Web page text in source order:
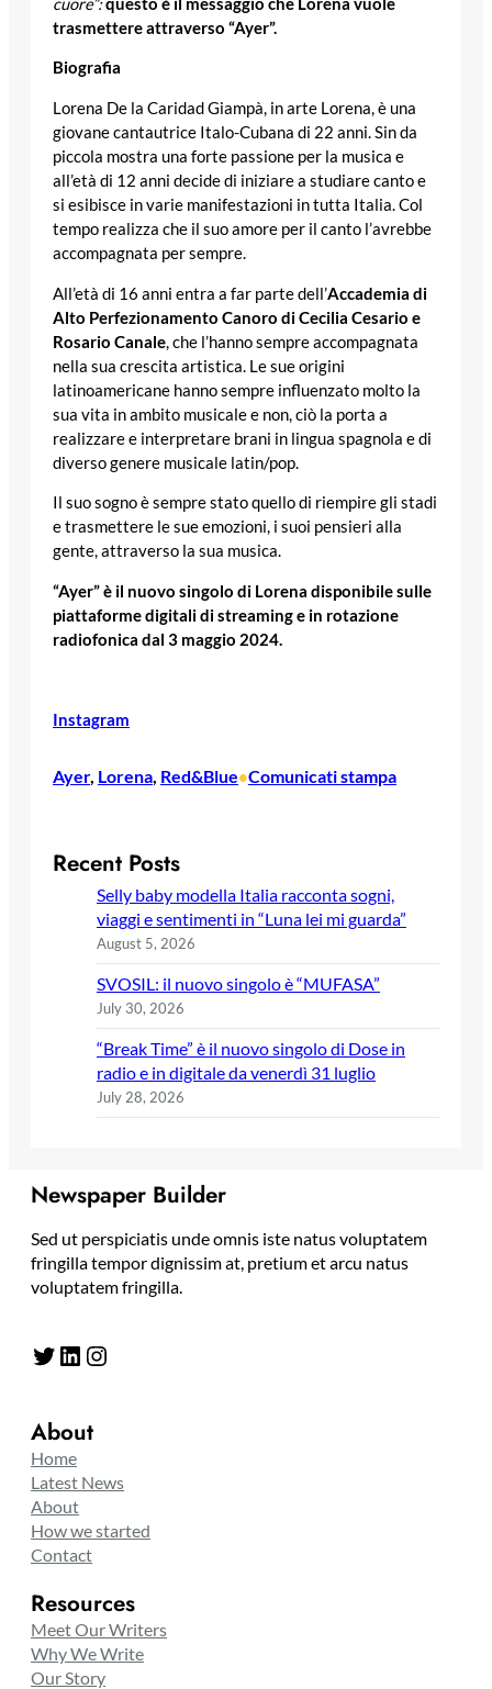
trasmettere attraverso “Ayer”.
Biografia
Lorena De la Caridad Giampà, in arte Lorena, è una
giovane cantautrice Italo-Cubana di 22 anni. Sin da
piccola mostra una forte passione per la musica e
all’età di 12 anni decide di iniziare a studiare canto e
si esibisce in varie manifestazioni in tutta Italia. Col
tempo realizza che il suo amore per il canto l’avrebbe
accompagnata per sempre.
All’età di 16 anni entra a far parte dell’Accademia di
Alto Perfezionamento Canoro di Cecilia Cesario e
Rosario Canale, che l’hanno sempre accompagnata
nella sua crescita artistica. Le sue origini
latinoamericane hanno sempre influenzato molto la
sua vita in ambito musicale e non, ciò la porta a
realizzare e interpretare brani in lingua spagnola e di
diverso genere musicale latin/pop.
Il suo sogno è sempre stato quello di riempire gli stadi
e trasmettere le sue emozioni, i suoi pensieri alla
gente, attraverso la sua musica.
“Ayer” è il nuovo singolo di Lorena disponibile sulle
piattaforme digitali di streaming e in rotazione
radiofonica dal 3 maggio 2024.
Instagram
Ayer, Lorena, Red&Blue•Comunicati stampa
Recent Posts
Selly baby modella Italia racconta sogni,
viaggi e sentimenti in “Luna lei mi guarda”
August 5, 2026
SVOSIL: il nuovo singolo è “MUFASA”
July 30, 2026
“Break Time” è il nuovo singolo di Dose in
radio e in digitale da venerdì 31 luglio
July 28, 2026
Newspaper Builder
Sed ut perspiciatis unde omnis iste natus voluptatem
fringilla tempor dignissim at, pretium et arcu natus
voluptatem fringilla.
Twitter LinkedIn Instagram
About
Home
Latest News
About
How we started
Contact
Resources
Meet Our Writers
Why We Write
Our Story